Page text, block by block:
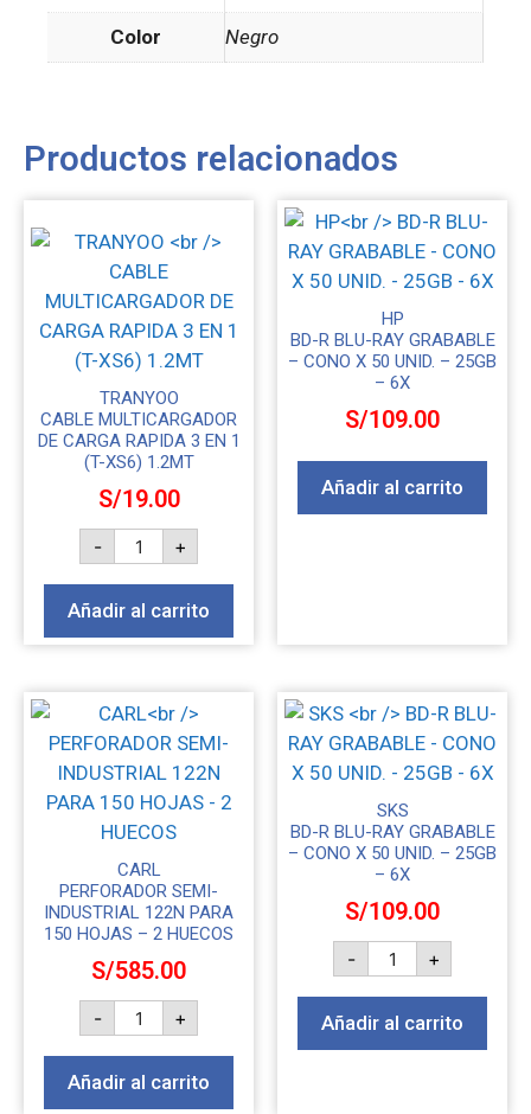
Color Negro
Productos relacionados
TRANYOO
CABLE MULTICARGADOR
DE CARGA RAPIDA 3 EN 1
(T-XS6) 1.2MT
S/19.00
- +
Añadir al carrito
HP
BD-R BLU-RAY GRABABLE
– CONO X 50 UNID. – 25GB
– 6X
S/109.00
Añadir al carrito
CARL
PERFORADOR SEMI-
INDUSTRIAL 122N PARA
150 HOJAS – 2 HUECOS
S/585.00
- +
Añadir al carrito
SKS
BD-R BLU-RAY GRABABLE
– CONO X 50 UNID. – 25GB
– 6X
S/109.00
- +
Añadir al carrito